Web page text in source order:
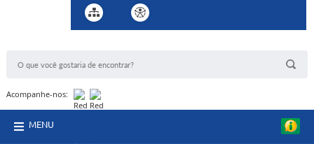
Acompanhe-nos:
MENU